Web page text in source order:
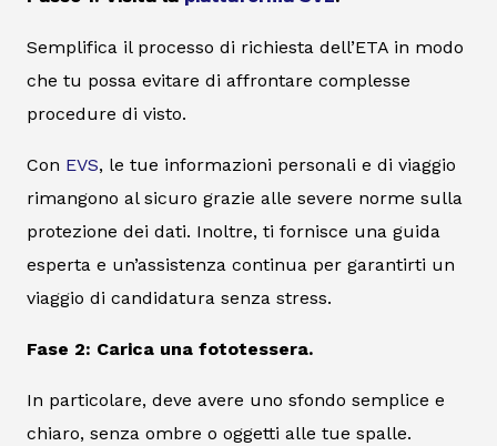
Semplifica il processo di richiesta dell’ETA in modo
che tu possa evitare di affrontare complesse
procedure di visto.
Con EVS, le tue informazioni personali e di viaggio
rimangono al sicuro grazie alle severe norme sulla
protezione dei dati. Inoltre, ti fornisce una guida
esperta e un’assistenza continua per garantirti un
viaggio di candidatura senza stress.
Fase 2: Carica una fototessera.
In particolare, deve avere uno sfondo semplice e
chiaro, senza ombre o oggetti alle tue spalle.